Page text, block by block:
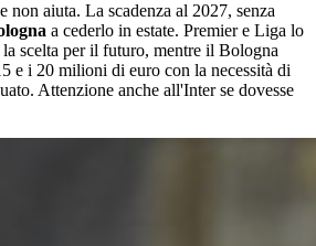
non aiuta. La scadenza al 2027, senza
a cederlo in estate. Premier e Liga lo
scelta per il futuro, mentre il Bologna
e i 20 milioni di euro con la necessità di
Attenzione anche all'Inter se dovesse